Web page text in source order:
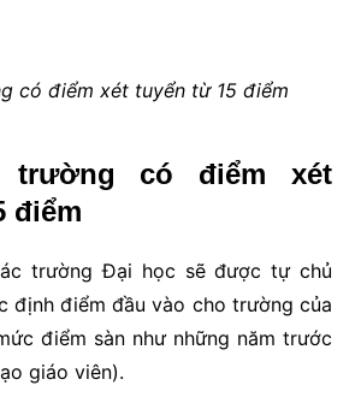
có điểm xét tuyển từ 15 điểm
trường có điểm xét
điểm
trường Đại học sẽ được tự chủ
định điểm đầu vào cho trường của
điểm sàn như những năm trước
giáo viên).